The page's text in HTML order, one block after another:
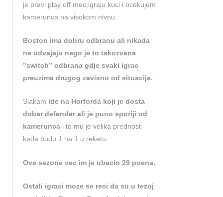
je pravi play off mec,igraju kuci i ocekujem
kamerunca na visokom nivou.
Boston ima dobru odbranu ali nikada
ne udvajaju nego je to takozvana
”switch” odbrana gdje svaki igrac
preuzima drugog zavisno od situacije.
Siakam ide na Horforda koji je dosta
dobar defender ali je puno sporiji od
kamerunca i to mu je velika prednost
kada budu 1 na 1 u reketu.
Ove sezone vec im je ubacio 29 poena.
Ostali igraci moze se reci da su u tezoj